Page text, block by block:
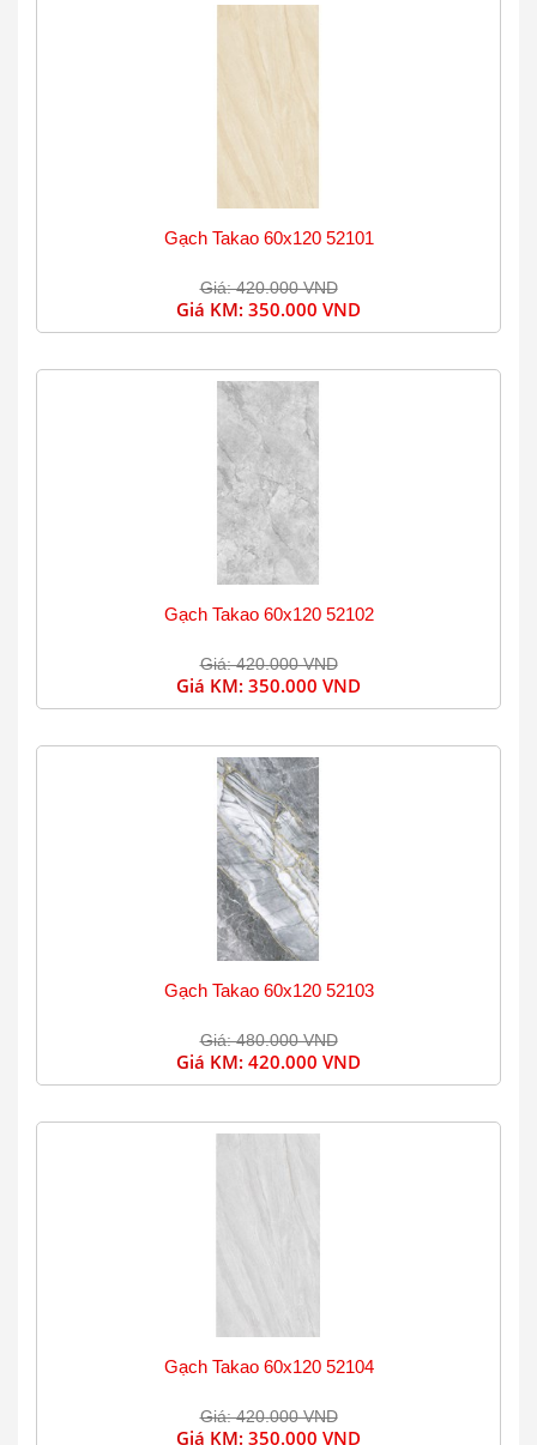
Gạch Takao 60x120 52101
Giá: 420.000 VND
Giá KM: 350.000 VND
Gạch Takao 60x120 52102
Giá: 420.000 VND
Giá KM: 350.000 VND
Gạch Takao 60x120 52103
Giá: 480.000 VND
Giá KM: 420.000 VND
Gạch Takao 60x120 52104
Giá: 420.000 VND
Giá KM: 350.000 VND